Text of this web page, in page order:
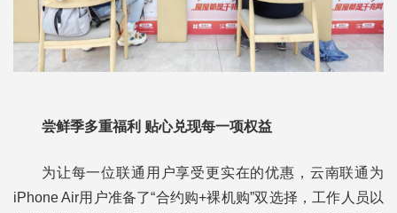
尝鲜季多重福利 贴心兑现每一项权益
为让每一位联通用户享受更实在的优惠，云南联通为
iPhone Air用户准备了“合约购+裸机购”双选择，工作人员以